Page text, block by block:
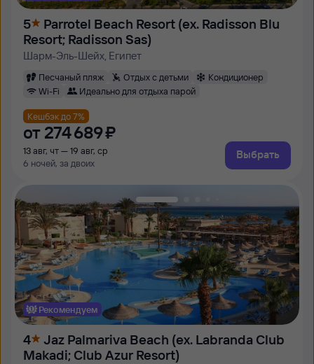
5
Parrotel Beach Resort (ex. Radisson Blu
Resort; Radisson Sas)
Шарм-Эль-Шейх, Египет
Песчаный пляж Отдых с детьми
Кондиционер
Wi-Fi
Идеально для отдыха парой
Кешбэк до 7%
от 274 ⁠689 ⁠₽
13 авг, чт — 19 авг, ср
6 ночей, за двоих
Выбрать
Рекомендуем
4
Jaz Palmariva Beach (ex. Labranda Club
Makadi; Club Azur Resort)